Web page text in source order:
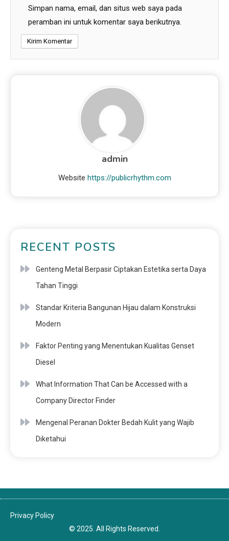
Simpan nama, email, dan situs web saya pada
peramban ini untuk komentar saya berikutnya.
admin
Website https://publicrhythm.com
RECENT POSTS
Genteng Metal Berpasir Ciptakan Estetika serta Daya
Tahan Tinggi
Standar Kriteria Bangunan Hijau dalam Konstruksi
Modern
Faktor Penting yang Menentukan Kualitas Genset
Diesel
What Information That Can be Accessed with a
Company Director Finder
Mengenal Peranan Dokter Bedah Kulit yang Wajib
Diketahui
Privacy Policy